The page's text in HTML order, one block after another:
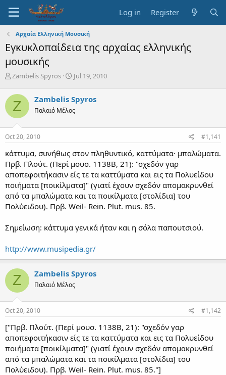
Log in Register
Αρχαία Ελληνική Μουσική
Εγκυκλοπαίδεια της αρχαίας ελληνικής
μουσικής
T
r
e
a
d
s
t
a
r
t
e
r
Zambelis Spyros
S
r
t
a
Jul 19, 2010
Z Zambelis Spyros
Παλαιό Μέλος
Oct 20, 2010 #1,141
κάττυμα, συνήθως στον πληθυντικό, καττύματα· μπαλώματα.
Πρβ. Πλούτ. (Περί μουσ. 1138Β, 21): "σχεδόν γαρ
αποπεφοιτήκασιν είς τε τα καττύματα και εις τα Πολυείδου
ποιήματα [ποικίλματα]" (γιατί έχουν σχεδόν απομακρυνθεί
από τα μπαλώματα και τα ποικίλματα [στολίδια] του
Πολύειδου). Πρβ. Weil- Rein. Plut. mus. 85.
Σημείωση: κάττυμα γενικά ήταν και η σόλα παπουτσιού.
http://www.musipedia.gr/
Z Zambelis Spyros
Παλαιό Μέλος
Oct 20, 2010 #1,142
[''Πρβ. Πλούτ. (Περί μουσ. 1138Β, 21): "σχεδόν γαρ
αποπεφοιτήκασιν είς τε τα καττύματα και εις τα Πολυείδου
ποιήματα [ποικίλματα]" (γιατί έχουν σχεδόν απομακρυνθεί
από τα μπαλώματα και τα ποικίλματα [στολίδια] του
Πολύειδου). Πρβ. Weil- Rein. Plut. mus. 85.'']